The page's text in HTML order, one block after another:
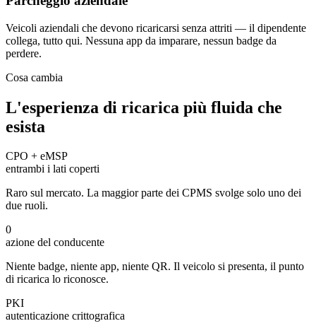
Veicoli aziendali che devono ricaricarsi senza attriti — il dipendente
collega, tutto qui. Nessuna app da imparare, nessun badge da
perdere.
Cosa cambia
L'esperienza di ricarica più fluida che
esista
CPO + eMSP
entrambi i lati coperti
Raro sul mercato. La maggior parte dei CPMS svolge solo uno dei
due ruoli.
0
azione del conducente
Niente badge, niente app, niente QR. Il veicolo si presenta, il punto
di ricarica lo riconosce.
PKI
autenticazione crittografica